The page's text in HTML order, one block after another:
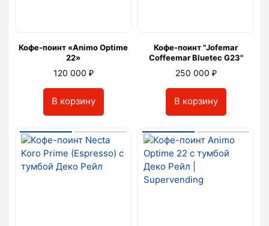
Кофе-поинт «Animo Optime
22»
120 000 ₽
В корзину
Кофе-поинт "Jofemar
Coffeemar Bluetec G23"
250 000 ₽
В корзину